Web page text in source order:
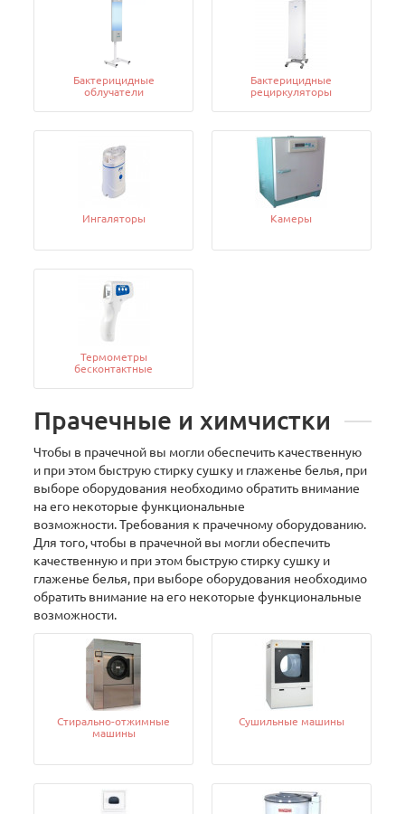
Бактерицидные
облучатели
Бактерицидные
рециркуляторы
Ингаляторы Камеры
Термометры
бесконтактные
Прачечные и химчистки
Чтобы в прачечной вы могли обеспечить качественную
и при этом быструю стирку сушку и глаженье белья, при
выборе оборудования необходимо обратить внимание
на его некоторые функциональные
возможности. Требования к прачечному оборудованию.
Для того, чтобы в прачечной вы могли обеспечить
качественную и при этом быструю стирку сушку и
глаженье белья, при выборе оборудования необходимо
обратить внимание на его некоторые функциональные
возможности.
Стирально-отжимные
машины
Сушильные машины